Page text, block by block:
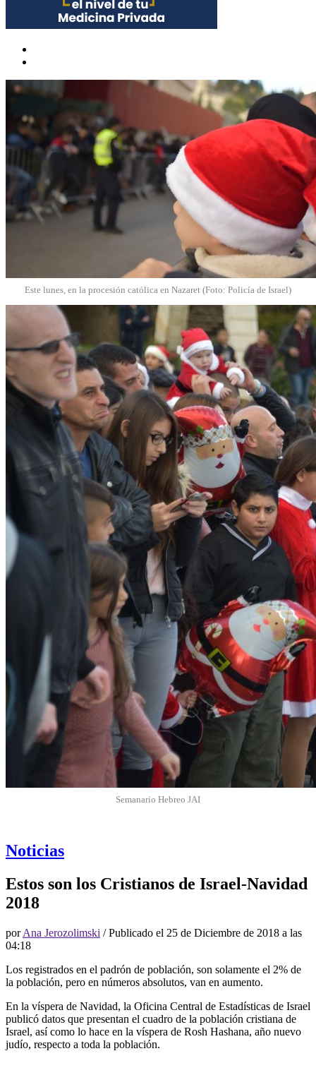
Este lunes, en la procesión católica en Nazaret (Foto: Policía de Israel)
Semanario Hebreo JAI
Noticias
Estos son los Cristianos de Israel-Navidad
2018
porAna Jerozolimski / Publicado el 25 de Diciembre de 2018 a las
04:18
Los registrados en el padrón de población, son solamente el 2% de
la población, pero en números absolutos, van en aumento.
En la víspera de Navidad, la Oficina Central de Estadísticas de Israel
publicó datos que presentan el cuadro de la población cristiana de
Israel, así como lo hace en la víspera de Rosh Hashana, año nuevo
judío, respecto a toda la población.